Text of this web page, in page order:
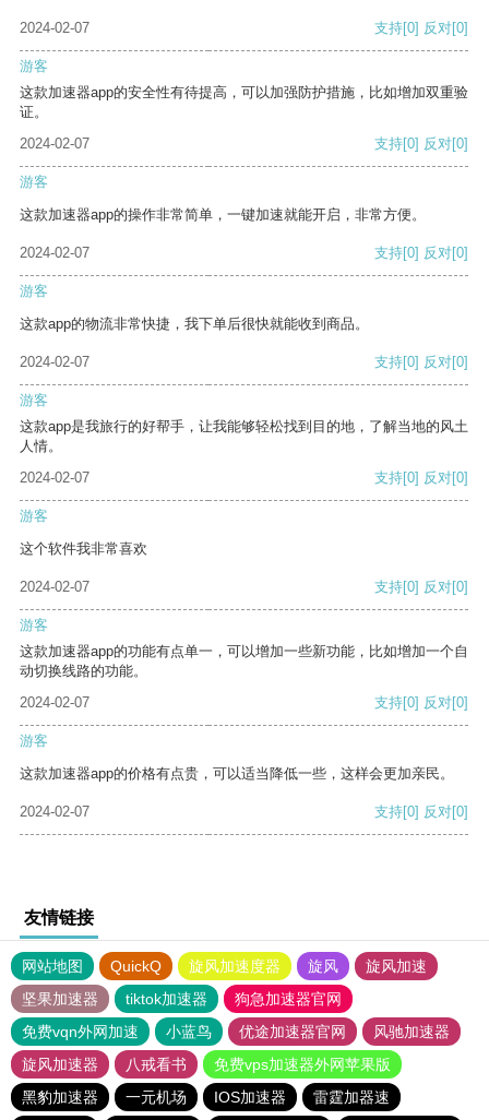
2024-02-07 支持[0] 反对[0]
游客
这款加速器app的安全性有待提高，可以加强防护措施，比如增加双重验
证。
2024-02-07
支持[0] 反对[0]
游客
这款加速器app的操作非常简单，一键加速就能开启，非常方便。
2024-02-07 支持[0] 反对[0]
游客
这款app的物流非常快捷，我下单后很快就能收到商品。
2024-02-07 支持[0] 反对[0]
游客
这款app是我旅行的好帮手，让我能够轻松找到目的地，了解当地的风土
人情。
2024-02-07
支持[0] 反对[0]
游客
这个软件我非常喜欢
2024-02-07 支持[0] 反对[0]
游客
这款加速器app的功能有点单一，可以增加一些新功能，比如增加一个自
动切换线路的功能。
2024-02-07
支持[0] 反对[0]
游客
这款加速器app的价格有点贵，可以适当降低一些，这样会更加亲民。
2024-02-07 支持[0] 反对[0]
友情链接
网站地图 QuickQ 旋风加速度器 旋风
旋风加速
坚果加速器
tiktok加速器
狗急加速器官网
免费vqn外网加速
小蓝鸟 优途加速器官网
风驰加速器
旋风加速器
八戒看书
免费vps加速器外网苹果版
黑豹加速器
一元机场 IOS加速器 雷霆加器速